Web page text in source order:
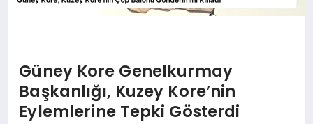
Güney Kore Genelkurmay
Başkanlığı, Kuzey Kore’nin
Eylemlerine Tepki Gösterdi